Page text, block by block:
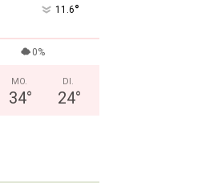
11.6°
0%
MO.
34°
DI.
24°